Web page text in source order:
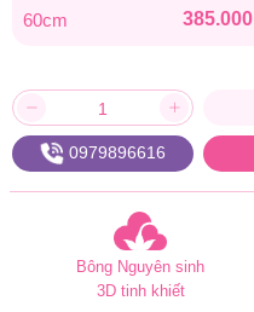
60cm
385.000
0979896616
Bông Nguyên sinh
3D tinh khiết